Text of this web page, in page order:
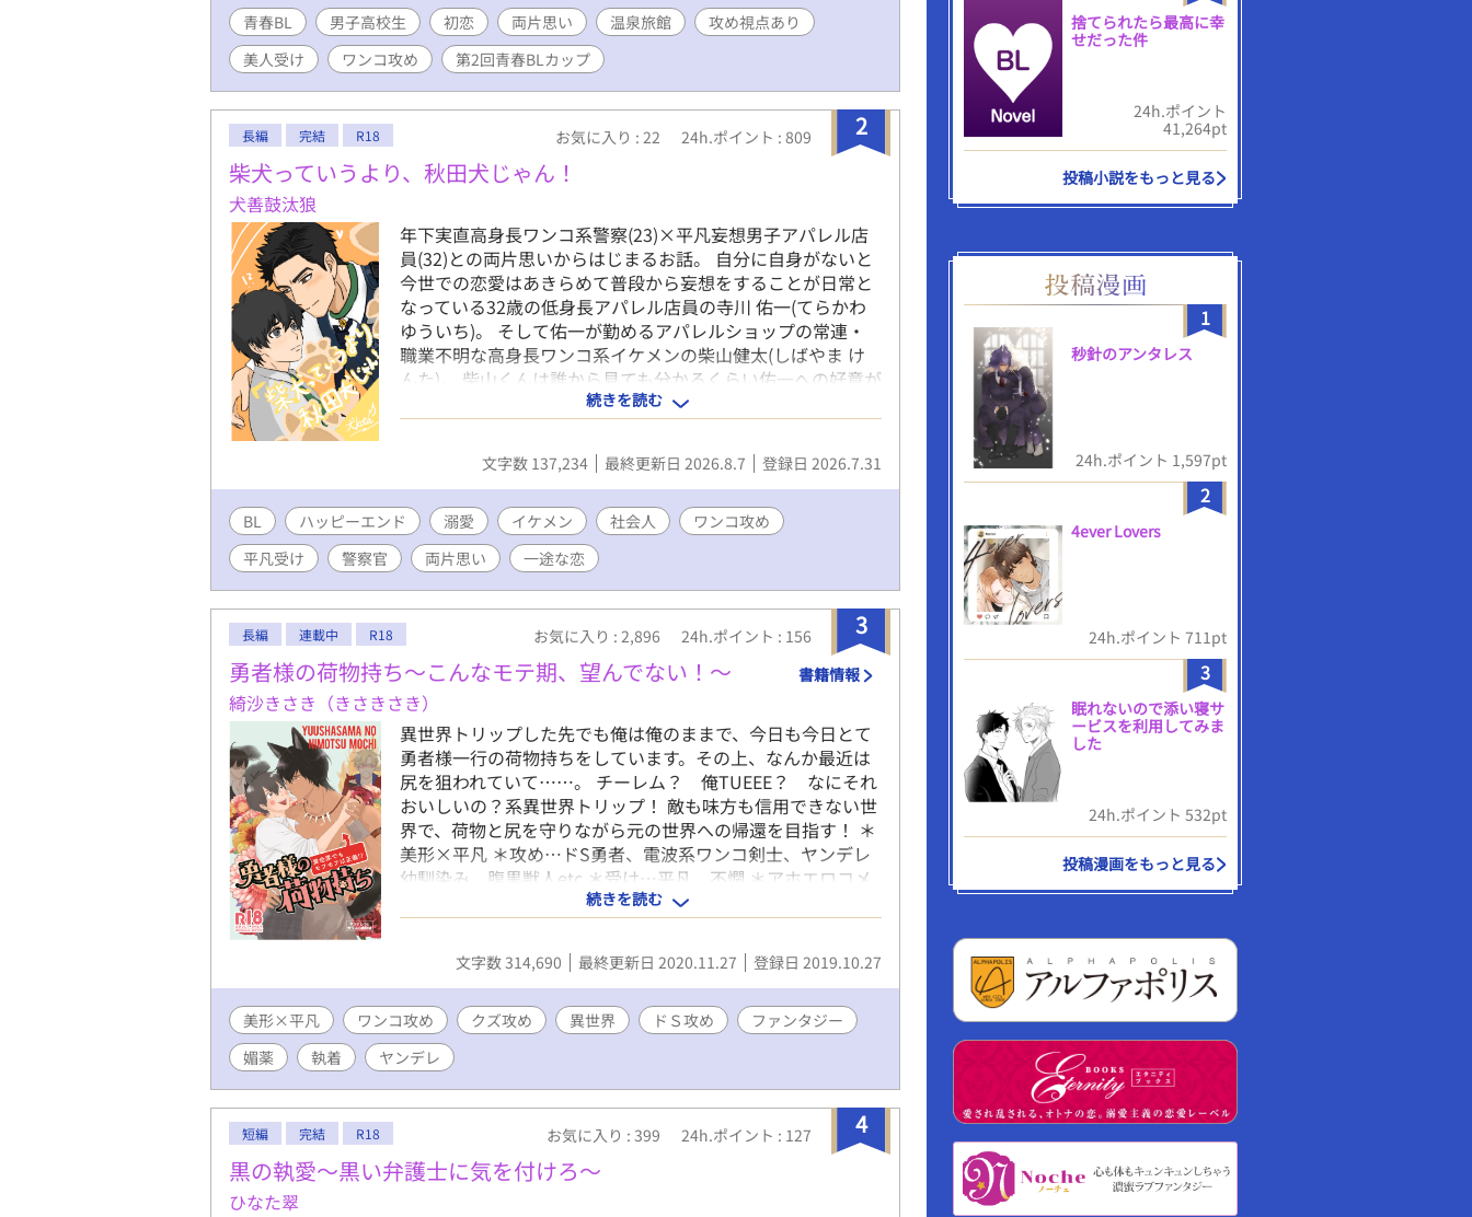
青春BL 男子高校生 初恋 両片思い 温泉旅館
攻め視点あり
美人受け
ワンコ攻め 第2回青春BLカップ
2
長編 完結 R18 お気に入り : 22 24h.ポイント : 809
柴犬っていうより、秋田犬じゃん！
犬善鼓汰狼
年下実直高身長ワンコ系警察(23)×平凡妄想男子アパレル店
員(32)との両片思いからはじまるお話。 自分に自身がないと
今世での恋愛はあきらめて普段から妄想をすることが日常と
なっている32歳の低身長アパレル店員の寺川 佑一(てらかわ
ゆういち)。 そして佑一が勤めるアパレルショップの常連・
職業不明な高身長ワンコ系イケメンの柴山健太(しばやま け
んた)。 柴山くんは誰から見ても分かるくらい佑一への好意が
溢れているが、『そんなわけがない！勘違いしてはいけな
い』となる佑一とのすれ違い両思いラブコメ。 何故、柴山く
んは佑一をそんなに好きになったのか。 果たして佑一は柴山
くんの好意を素直に受け入れることが出来るのか！ ぜひお読
まけ話もあります！ 【R指定エピソードはエピソード名にR指
定記載をしますので、そちらをご参考にしてください。】 ※
ムーンライトノベルズ様 fujossy 様 でも同時掲載中で
す！
続きを読む
文字数 137,234 最終更新日 2026.8.7 登録日 2026.7.31
BL ハッピーエンド 溺愛 イケメン 社会人
ワンコ攻め
平凡受け
警察官 両片思い 一途な恋
3
長編 連載中 R18 お気に入り : 2,896 24h.ポイント : 156
勇者様の荷物持ち〜こんなモテ期、望んでない！〜
綺沙きさき（きさきさき）
書籍情報
異世界トリップした先でも俺は俺のままで、今日も今日とて
勇者様一行の荷物持ちをしています。その上、なんか最近は
尻を狙われていて……。 チーレム？ 俺TUEEE？ なにそれ
おいしいの？系異世界トリップ！ 敵も味方も信用できない世
界で、荷物と尻を守りながら元の世界への帰還を目指す！ ＊
美形×平凡 ＊攻め…ドS勇者、電波系ワンコ剣士、ヤンデレ
幼馴染み、腹黒獣人etc ＊受け…平凡、不憫 ＊アホエロコメ
ディ 【お世話になった方々】 ☆素敵イラスト…米粉様
（Twitter：@gohaaaaaaaaaaaa） ☆素敵デザイン…舩木渡
様（http://dojin.funakidw.com/）
続きを読む
文字数 314,690 最終更新日 2020.11.27 登録日 2019.10.27
美形×平凡 ワンコ攻め クズ攻め 異世界 ドＳ攻め
ファンタジー
媚薬
執着 ヤンデレ
4
短編 完結 R18 お気に入り : 399 24h.ポイント : 127
黒の執愛～黒い弁護士に気を付けろ～
ひなた翠
捨てられたら最高に幸
せだった件
24h.ポイント
41,264pt
投稿小説をもっと見る
1
秒針のアンタレス
24h.ポイント 1,597pt
2
4ever Lovers
24h.ポイント 711pt
3
眠れないので添い寝サ
ービスを利用してみま
した
24h.ポイント 532pt
投稿漫画をもっと見る